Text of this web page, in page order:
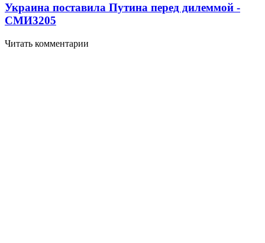
Украина поставила Путина перед дилеммой -
СМИ3205
Читать комментарии